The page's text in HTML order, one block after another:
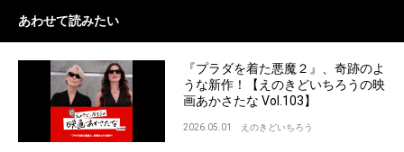
あわせて読みたい
『プラダを着た悪魔２』、奇跡のよ
うな新作！【えのきどいちろうの映
画あかさたな Vol.103】
2026.05.01 えのきどいちろう